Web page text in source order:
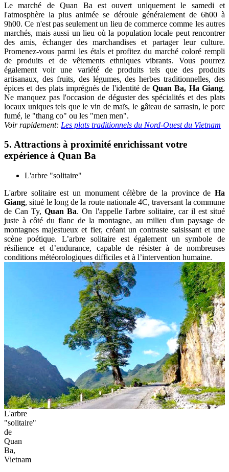
Le marché de Quan Ba ​​​​est ouvert uniquement le samedi et
l'atmosphère la plus animée se déroule généralement de 6h00 à
9h00. Ce n'est pas seulement un lieu de commerce comme les autres
marchés, mais aussi un lieu où la population locale peut rencontrer
des amis, échanger des marchandises et partager leur culture.
Promenez-vous parmi les étals et profitez du marché coloré rempli
de produits et de vêtements ethniques vibrants. Vous pourrez
également voir une variété de produits tels que des produits
artisanaux, des fruits, des légumes, des herbes traditionnelles, des
épices et des plats imprégnés de l'identité deQuan Ba, Ha Giang.
Ne manquez pas l'occasion de déguster des spécialités et des plats
locaux uniques tels que le vin de maïs, le gâteau de sarrasin, le porc
fumé, le "thang co" ou les "men men".
Voir rapidement: Les plats traditionnels du Nord-Ouest du Vietnam
5. Attractions à proximité enrichissant votre
expérience à Quan Ba
L'arbre "solitaire"
L'arbre solitaire est un monument célèbre de la province de Ha
Giang, situé le long de la route nationale 4C, traversant la commune
de Can Ty,Quan Ba. On l'appelle l'arbre solitaire, car il est situé
juste à côté du flanc de la montagne, au milieu d'un paysage de
montagnes majestueux et fier, créant un contraste saisissant et une
scène poétique. L’arbre solitaire est également un symbole de
résilience et d’endurance, capable de résister à de nombreuses
conditions météorologiques difficiles et à l’intervention humaine.
L'arbre
"solitaire"
de
Quan
Ba,
Vietnam